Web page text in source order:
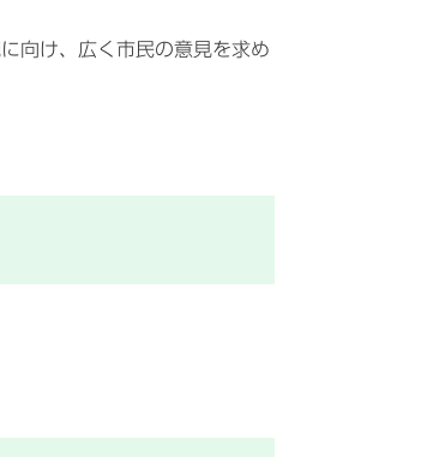
向け、広く市民の意見を求め